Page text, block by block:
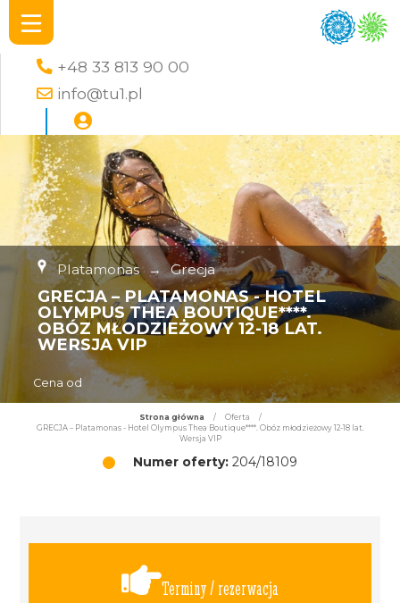
+48 33 813 90 00
info@tu1.pl
Platamonas → Grecja
GRECJA – PLATAMONAS - HOTEL
OLYMPUS THEA BOUTIQUE****.
OBÓZ MŁODZIEŻOWY 12-18 LAT.
WERSJA VIP
Cena od
Strona główna / Oferta
/
GRECJA – Platamonas - Hotel Olympus Thea Boutique****. Obóz młodzieżowy 12-18 lat.
Wersja VIP
Numer oferty: 204/18109
Terminy / rezerwacja